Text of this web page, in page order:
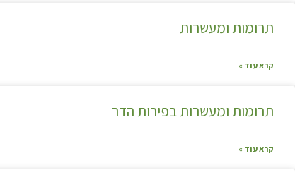
תרומות ומעשרות
קרא עוד »
תרומות ומעשרות בפירות הדר
קרא עוד »